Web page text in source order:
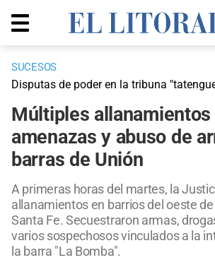
SUCESOS
Disputas de poder en la tribuna
Múltiples allanamientos
amenazas y abuso de
barras de Unión
A primeras horas del martes, la
allanamientos en barrios del oeste
Santa Fe. Secuestraron armas,
varios sospechosos vinculados a la
la barra "La Bomba".